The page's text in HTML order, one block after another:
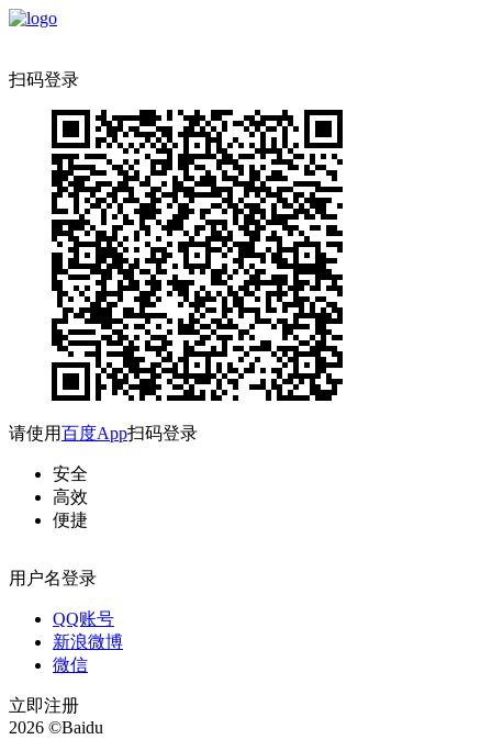
扫码登录
请使用百度App扫码登录
安全
高效
便捷
用户名登录
QQ账号
新浪微博
微信
立即注册
2026 ©Baidu